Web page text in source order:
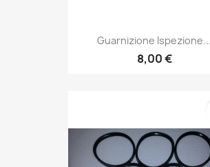
Guarnizione Ispezione...
8,00 €